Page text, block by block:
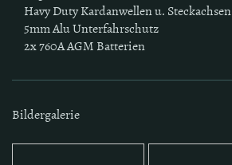
Havy Duty Kardanwellen u. Steckachsen
5mm Alu Unterfahrschutz
2x 760A AGM Batterien
Bildergalerie